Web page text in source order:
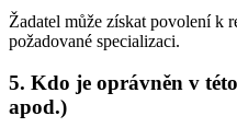
Žadatel může získat povolení k
požadované specializaci.
5. Kdo je oprávněn v
apod.)